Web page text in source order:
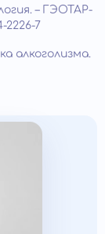
– ГЭОТАР-
2226-7
алкоголизма.